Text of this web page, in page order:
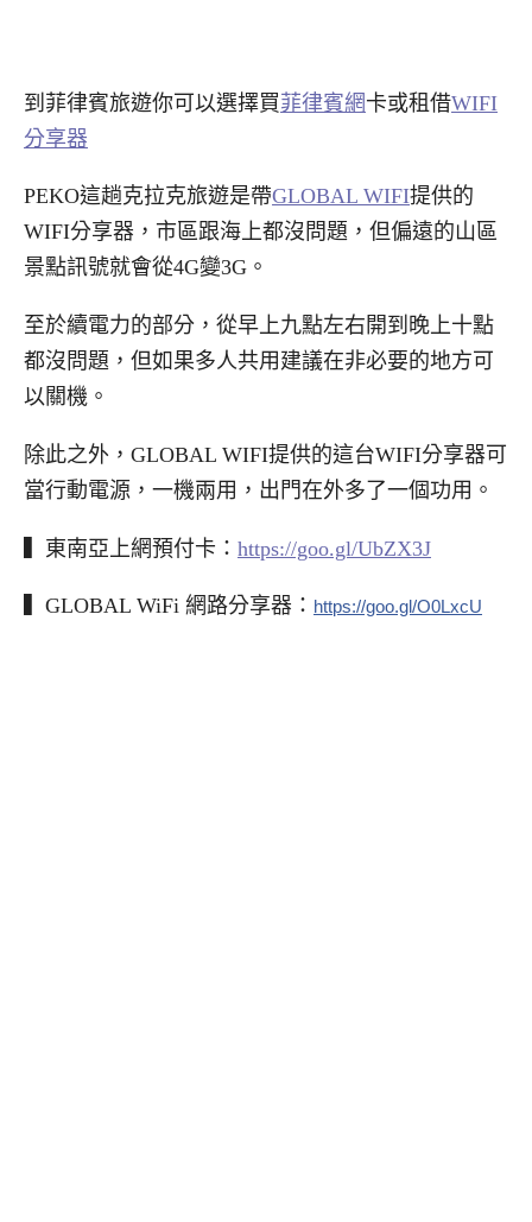
到菲律賓旅遊你可以選擇買菲律賓網卡或租借WIFI
分享器
PEKO這趟克拉克旅遊是帶GLOBAL WIFI提供的
WIFI分享器，市區跟海上都沒問題，但偏遠的山區
景點訊號就會從4G變3G。
至於續電力的部分，從早上九點左右開到晚上十點
都沒問題，但如果多人共用建議在非必要的地方可
以關機。
除此之外，GLOBAL WIFI提供的這台WIFI分享器可
當行動電源，一機兩用，出門在外多了一個功用。
▍東南亞上網預付卡： https://goo.gl/UbZX3J
▍GLOBAL WiFi 網路分享器： https://goo.gl/O0LxcU